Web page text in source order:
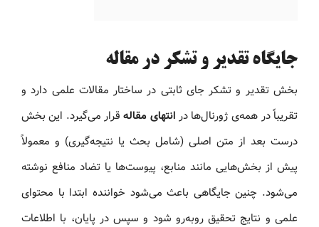
جایگاه تقدیر و تشکر در مقاله
بخش تقدیر و تشکر جای ثابتی در ساختار مقالات علمی دارد و
تقریباً در همه‌ی ژورنال‌ها در انتهای مقالهقرار می‌گیرد. این بخش
درست بعد از متن اصلی (شامل بحث یا نتیجه‌گیری) و معمولاً
پیش از بخش‌هایی مانند منابع، پیوست‌ها یا تضاد منافع نوشته
می‌شود. چنین جایگاهی باعث می‌شود خواننده ابتدا با محتوای
علمی و نتایج تحقیق روبه‌رو شود و سپس در پایان، با اطلاعات